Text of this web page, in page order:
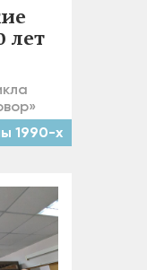
лет
1990-х